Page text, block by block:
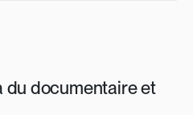
du documentaire et